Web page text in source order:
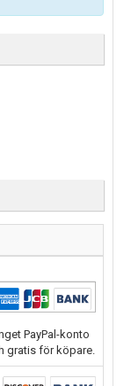
PayPal-konto
gratis för köpare.